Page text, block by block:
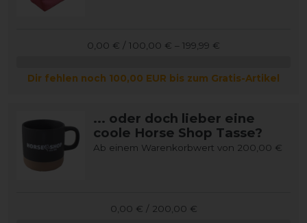
0,00 € / 100,00 € – 199,99 €
Dir fehlen noch 100,00 EUR bis zum Gratis-Artikel
... oder doch lieber eine
coole Horse Shop Tasse?
Ab einem Warenkorbwert von 200,00 €
0,00 € / 200,00 €